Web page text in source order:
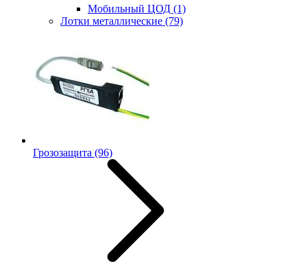
Мобильный ЦОД (1)
Лотки металлические (79)
Грозозащита (96)